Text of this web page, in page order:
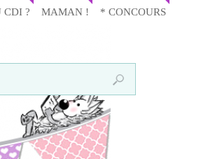
CDI ? MAMAN ! * CONCOURS